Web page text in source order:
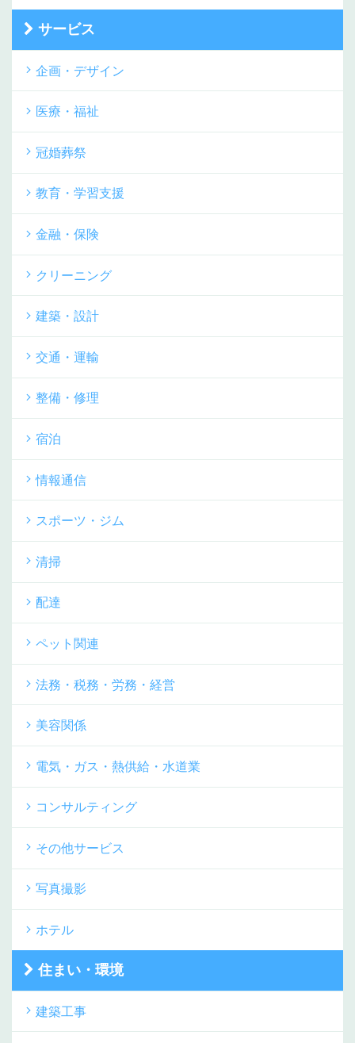
サービス
企画・デザイン
医療・福祉
冠婚葬祭
教育・学習支援
金融・保険
クリーニング
建築・設計
交通・運輸
整備・修理
宿泊
情報通信
スポーツ・ジム
清掃
配達
ペット関連
法務・税務・労務・経営
美容関係
電気・ガス・熱供給・水道業
コンサルティング
その他サービス
写真撮影
ホテル
住まい・環境
建築工事